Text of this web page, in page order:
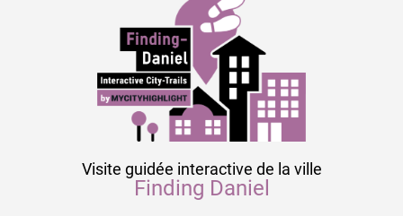
Visite guidée interactive de la ville
Finding Daniel